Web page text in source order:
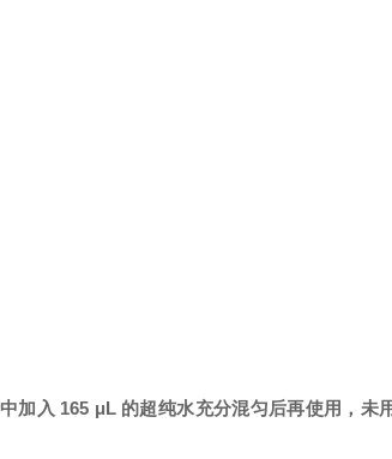
加入 165 μL 的超纯水充分混匀后再使用，未